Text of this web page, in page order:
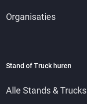
Organisaties
Stand of Truck huren
Alle Stands & Trucks